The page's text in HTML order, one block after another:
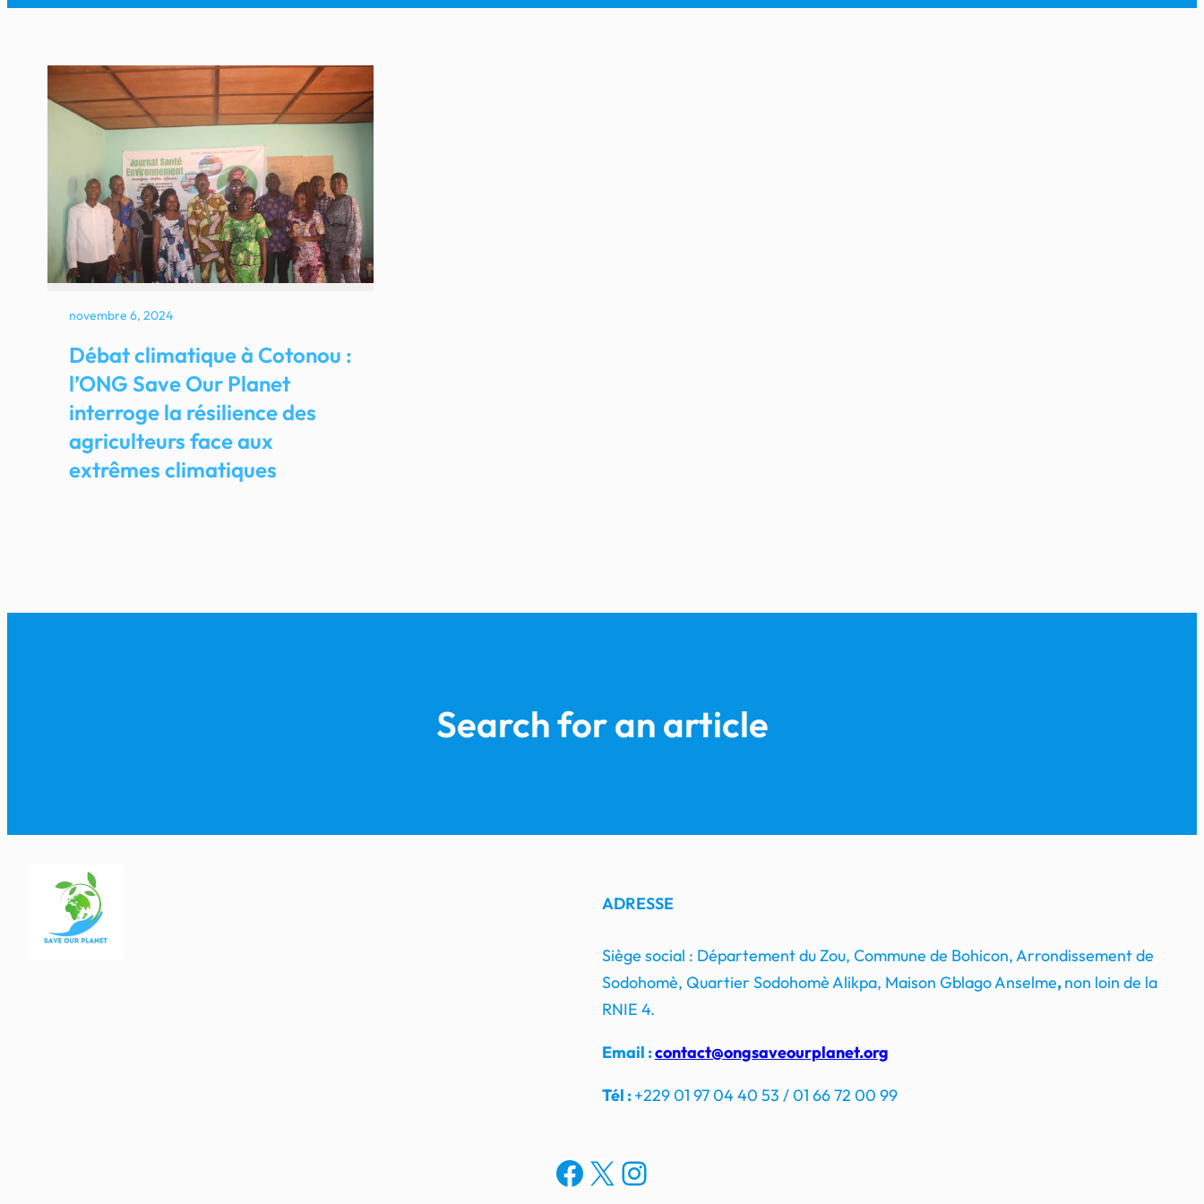
novembre 6, 2024
Débat climatique à Cotonou :
l’ONG Save Our Planet
interroge la résilience des
agriculteurs face aux
extrêmes climatiques
Search for an article
ADRESSE
Siège social : Département du Zou, Commune de Bohicon, Arrondissement de
Sodohomè, Quartier Sodohomè Alikpa, Maison Gblago Anselme,non loin de la
RNIE 4.
Email :contact@ongsaveourplanet.org
Tél :+229 01 97 04 40 53 / 01 66 72 00 99
Facebook
X Instagram